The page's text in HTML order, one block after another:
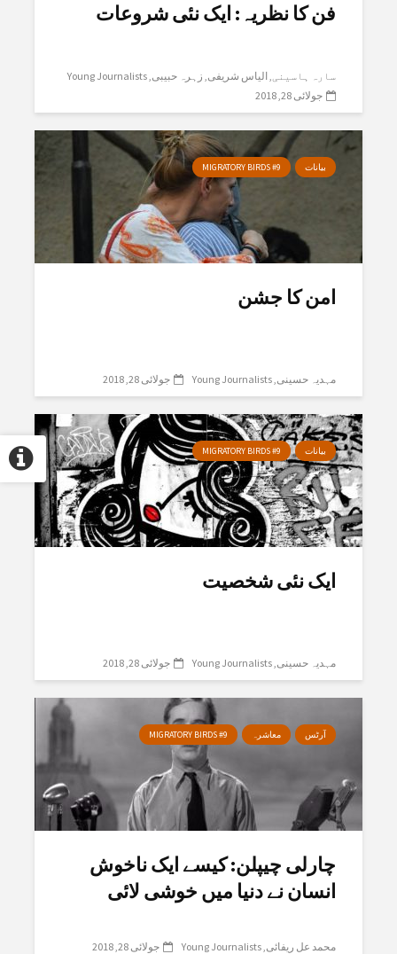
فن کا نظریہ: ایک نئی شروعات
سارہ ہاسینی الیاس شریفی زہرہ حبیبی Young Journalists
جولائی 28, 2018
بیانات MIGRATORY BIRDS #9
امن کا جشن
مہدیہ حسینی Young Journalists جولائی 28, 2018
بیانات MIGRATORY BIRDS #9
ایک نئی شخصیت
مہدیہ حسینی Young Journalists جولائی 28, 2018
آرٹس معاشرہ MIGRATORY BIRDS #9
چارلی چیپلن: کیسے ایک ناخوش
انسان نے دنیا میں خوشی لائی
محمد عل ریفائی Young Journalists جولائی 28, 2018